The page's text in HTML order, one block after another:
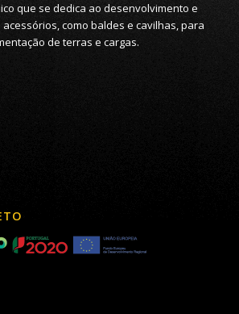
que se dedica ao desenvolvimento e
como baldes e cavilhas, para
de terras e cargas.